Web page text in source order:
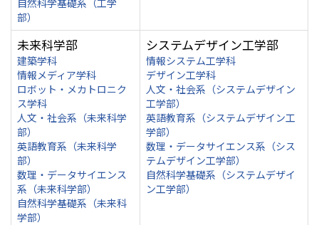
自然科学基礎系（工学
部）
未来科学部
建築学科
情報メディア学科
ロボット・メカトロニク
ス学科
人文・社会系（未来科学
部）
英語教育系（未来科学
部）
数理・データサイエンス
系（未来科学部）
自然科学基礎系（未来科
学部）
システムデザイン工学部
情報システム工学科
デザイン工学科
人文・社会系（システムデザイン
工学部）
英語教育系（システムデザイン工
学部）
数理・データサイエンス系（シス
テムデザイン工学部）
自然科学基礎系（システムデザイ
ン工学部）